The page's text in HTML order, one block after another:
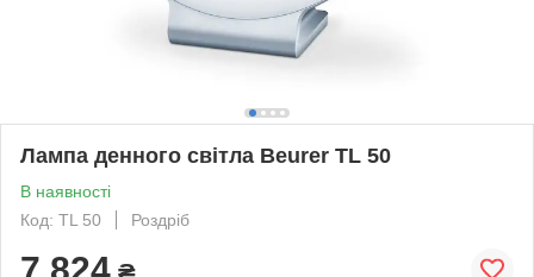
Лампа денного світла Beurer TL 50
В наявності
Код: TL 50
Роздріб
7 824